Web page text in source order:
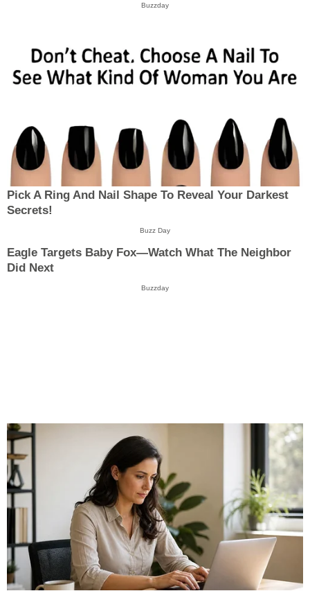
Buzzday
Pick A Ring And Nail Shape To Reveal Your Darkest
Secrets!
Buzz Day
Eagle Targets Baby Fox—Watch What The Neighbor
Did Next
Buzzday